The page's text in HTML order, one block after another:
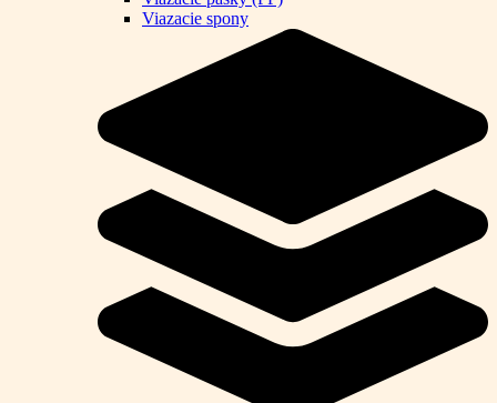
Viazacie spony